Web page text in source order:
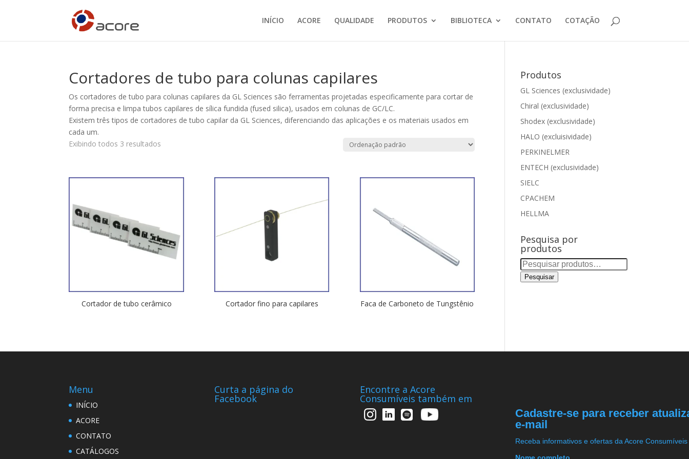
INÍCIO ACORE QUALIDADE PRODUTOS BIBLIOTECA CONTATO COTAÇÃO
Cortadores de tubo para colunas capilares
Os cortadores de tubo para colunas capilares da GL Sciences são ferramentas projetadas especificamente para cortar de
forma precisa e limpa tubos capilares de sílica fundida (fused silica), usados em colunas de GC/LC.
Existem três tipos de cortadores de tubo capilar da GL Sciences, diferenciando das aplicações e os materiais usados em
cada um.
Exibindo todos 3 resultados
Cortador de tubo cerâmico Cortador fino para capilares Faca de Carboneto de Tungstênio
Produtos
GL Sciences (exclusividade)
Chiral (exclusividade)
Shodex (exclusividade)
HALO (excluisividade)
PERKINELMER
ENTECH (exclusividade)
SIELC
CPACHEM
HELLMA
Pesquisa por
produtos
Pesquisar
por:
Pesquisar
Menu
INÍCIO
ACORE
CONTATO
CATÁLOGOS
Curta a página do
Facebook
Encontre a Acore
Consumíveis também em
Cadastre-se para receber
e-mail
Receba informativos e ofertas da Acore Consumíveis